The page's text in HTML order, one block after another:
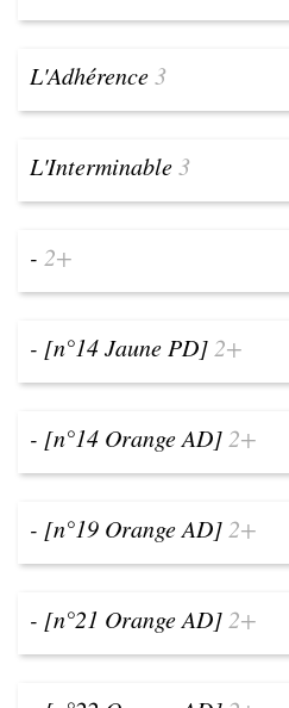
L'Adhérence3
L'Interminable3
- 2+
- [n°14 Jaune PD] 2+
- [n°14 Orange AD] 2+
- [n°19 Orange AD] 2+
- [n°21 Orange AD] 2+